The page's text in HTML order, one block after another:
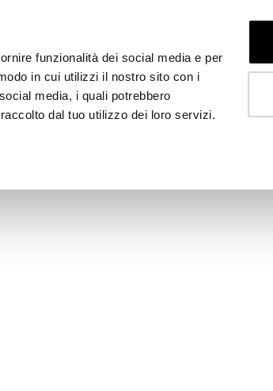
funzionalità dei social media e per
in cui utilizzi il nostro sito con i
media, i quali potrebbero
dal tuo utilizzo dei loro servizi.